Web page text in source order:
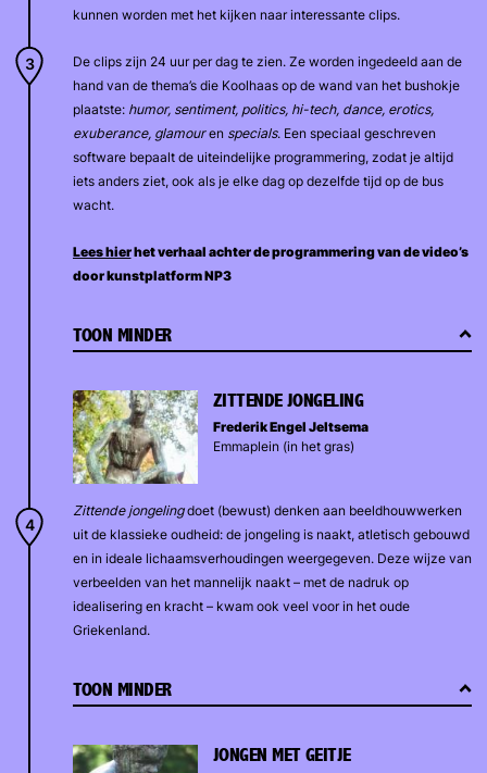
kunnen worden met het kijken naar interessante clips.
De clips zijn 24 uur per dag te zien. Ze worden ingedeeld aan de
hand van de thema’s die Koolhaas op de wand van het bushokje
plaatste:humor, sentiment, politics, hi-tech, dance, erotics,
exuberance, glamourenspecials. Een speciaal geschreven
software bepaalt de uiteindelijke programmering, zodat je altijd
iets anders ziet, ook als je elke dag op dezelfde tijd op de bus
wacht.
Lees hierhet verhaal achter de programmering van de video’s
door kunstplatform NP3
TOON MINDER
ZITTENDE JONGELING
Frederik Engel Jeltsema
Emmaplein (in het gras)
Zittende jongelingdoet (bewust) denken aan beeldhouwwerken
uit de klassieke oudheid: de jongeling is naakt, atletisch gebouwd
en in ideale lichaamsverhoudingen weergegeven. Deze wijze van
verbeelden van het mannelijk naakt – met de nadruk op
idealisering en kracht – kwam ook veel voor in het oude
Griekenland.
TOON MINDER
JONGEN MET GEITJE